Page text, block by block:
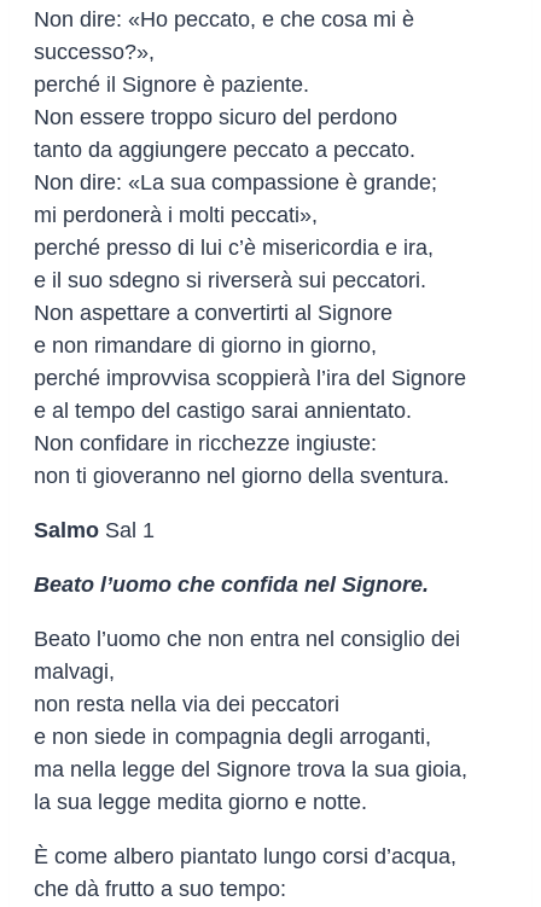
Non dire: «Ho peccato, e che cosa mi è
successo?»,
perché il Signore è paziente.
Non essere troppo sicuro del perdono
tanto da aggiungere peccato a peccato.
Non dire: «La sua compassione è grande;
mi perdonerà i molti peccati»,
perché presso di lui c’è misericordia e ira,
e il suo sdegno si riverserà sui peccatori.
Non aspettare a convertirti al Signore
e non rimandare di giorno in giorno,
perché improvvisa scoppierà l’ira del Signore
e al tempo del castigo sarai annientato.
Non confidare in ricchezze ingiuste:
non ti gioveranno nel giorno della sventura.
Salmo Sal 1
Beato l’uomo che confida nel Signore.
Beato l’uomo che non entra nel consiglio dei
malvagi,
non resta nella via dei peccatori
e non siede in compagnia degli arroganti,
ma nella legge del Signore trova la sua gioia,
la sua legge medita giorno e notte.
È come albero piantato lungo corsi d’acqua,
che dà frutto a suo tempo: